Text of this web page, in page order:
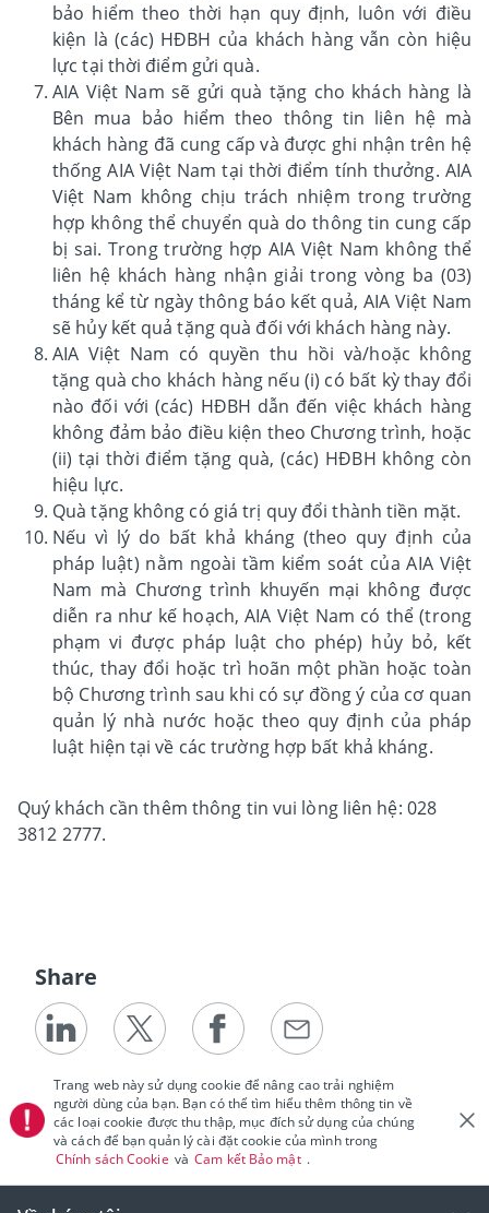
bảo hiểm theo thời hạn quy định, luôn với điều
kiện là (các) HĐBH của khách hàng vẫn còn hiệu
lực tại thời điểm gửi quà.
AIA Việt Nam sẽ gửi quà tặng cho khách hàng là
Bên mua bảo hiểm theo thông tin liên hệ mà
khách hàng đã cung cấp và được ghi nhận trên hệ
thống AIA Việt Nam tại thời điểm tính thưởng. AIA
Việt Nam không chịu trách nhiệm trong trường
hợp không thể chuyển quà do thông tin cung cấp
bị sai. Trong trường hợp AIA Việt Nam không thể
liên hệ khách hàng nhận giải trong vòng ba (03)
tháng kể từ ngày thông báo kết quả, AIA Việt Nam
sẽ hủy kết quả tặng quà đối với khách hàng này.
AIA Việt Nam có quyền thu hồi và/hoặc không
tặng quà cho khách hàng nếu (i) có bất kỳ thay đổi
nào đối với (các) HĐBH dẫn đến việc khách hàng
không đảm bảo điều kiện theo Chương trình, hoặc
(ii) tại thời điểm tặng quà, (các) HĐBH không còn
hiệu lực.
Quà tặng không có giá trị quy đổi thành tiền mặt.
Nếu vì lý do bất khả kháng (theo quy định của
pháp luật) nằm ngoài tầm kiểm soát của AIA Việt
Nam mà Chương trình khuyến mại không được
diễn ra như kế hoạch, AIA Việt Nam có thể (trong
phạm vi được pháp luật cho phép) hủy bỏ, kết
thúc, thay đổi hoặc trì hoãn một phần hoặc toàn
bộ Chương trình sau khi có sự đồng ý của cơ quan
quản lý nhà nước hoặc theo quy định của pháp
luật hiện tại về các trường hợp bất khả kháng.
Quý khách cần thêm thông tin vui lòng liên hệ: 028
3812 2777.
Share
Trang web này sử dụng cookie để nâng cao trải nghiệm
người dùng của bạn. Bạn có thể tìm hiểu thêm thông tin về
các loại cookie được thu thập, mục đích sử dụng của chúng
và cách để bạn quản lý cài đặt cookie của mình trong
Chính sách Cookie và Cam kết Bảo mật .